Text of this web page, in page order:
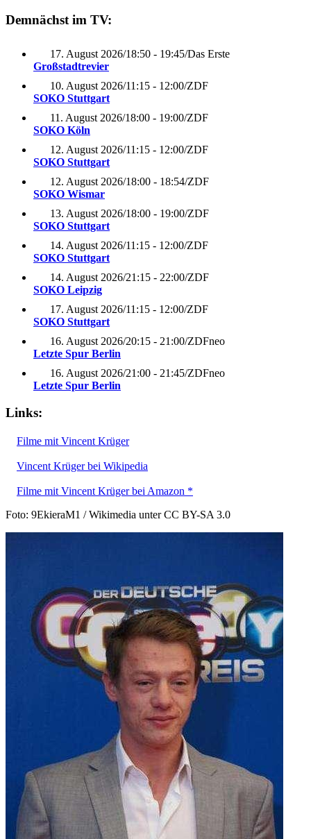
Demnächst im TV:
17. August 2026/18:50 - 19:45/Das Erste
Großstadtrevier
10. August 2026/11:15 - 12:00/ZDF
SOKO Stuttgart
11. August 2026/18:00 - 19:00/ZDF
SOKO Köln
12. August 2026/11:15 - 12:00/ZDF
SOKO Stuttgart
12. August 2026/18:00 - 18:54/ZDF
SOKO Wismar
13. August 2026/18:00 - 19:00/ZDF
SOKO Stuttgart
14. August 2026/11:15 - 12:00/ZDF
SOKO Stuttgart
14. August 2026/21:15 - 22:00/ZDF
SOKO Leipzig
17. August 2026/11:15 - 12:00/ZDF
SOKO Stuttgart
16. August 2026/20:15 - 21:00/ZDFneo
Letzte Spur Berlin
16. August 2026/21:00 - 21:45/ZDFneo
Letzte Spur Berlin
Links:
Filme mit Vincent Krüger
Vincent Krüger bei Wikipedia
Filme mit Vincent Krüger bei Amazon *
Foto: 9EkieraM1 / Wikimedia unter CC BY-SA 3.0